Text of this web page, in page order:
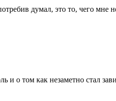
думал, это то, чего
и о том как незаметно стал